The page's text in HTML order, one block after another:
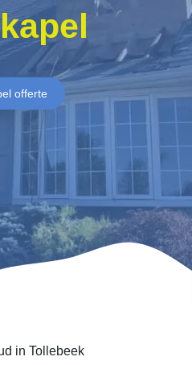
offerte
in Tollebeek